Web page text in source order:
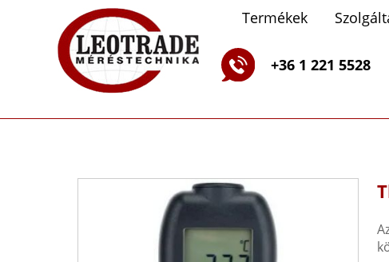
Termékek
+36 1 221 5528